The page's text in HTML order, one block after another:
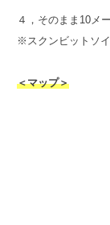
４，そのまま10メ
※スクンビットソ
＜マップ＞